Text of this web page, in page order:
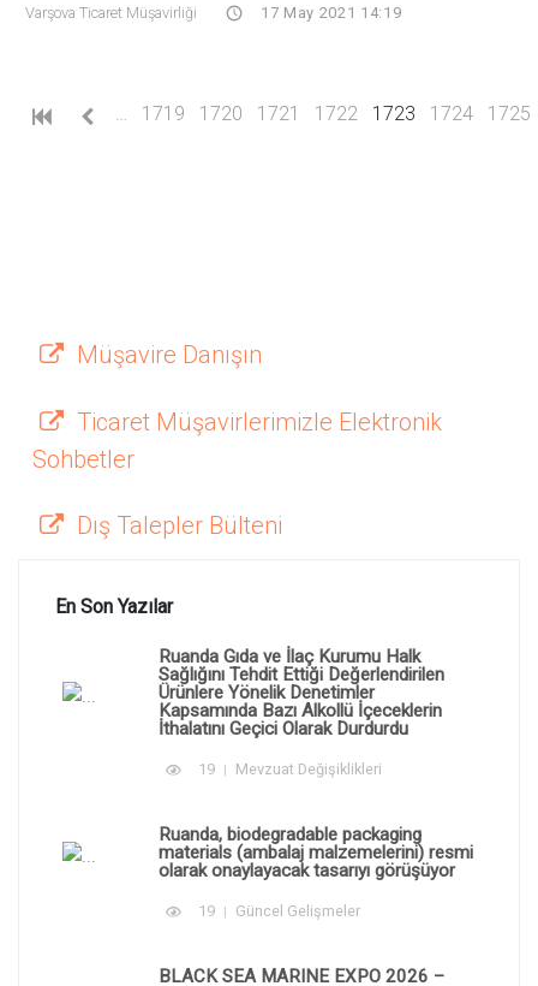
Varşova Ticaret Müşavirliği 17 May 2021 14:19
1719 1720 1721 1722 1723 (current)
1724 1725
Müşavire Danışın
Ticaret Müşavirlerimizle Elektronik
Sohbetler
Dış Talepler Bülteni
En Son Yazılar
Ruanda Gıda ve İlaç Kurumu Halk
Sağlığını Tehdit Ettiği Değerlendirilen
Ürünlere Yönelik Denetimler
Kapsamında Bazı Alkollü İçeceklerin
İthalatını Geçici Olarak Durdurdu
19 Mevzuat Değişiklikleri
Ruanda, biodegradable packaging
materials (ambalaj malzemelerini) resmi
olarak onaylayacak tasarıyı görüşüyor
19 Güncel Gelişmeler
BLACK SEA MARINE EXPO 2026 –